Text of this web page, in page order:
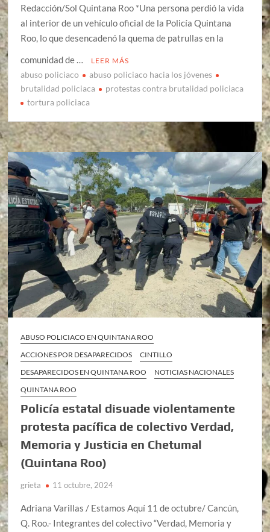
Redacción/Sol Quintana Roo *Una persona perdió la vida
al interior de un vehículo oficial de la Policía Quintana
Roo, lo que desencadenó la quema de patrullas en la
comunidad de …
LEER MÁS
abuso policiaco
abuso policiaco hacia los jóvenes
brutalidad policiaca
protestas contra brutalidad policiaca
tortura policiaca
ABUSO POLICIACO EN QUINTANA ROO
ACCIONES POR DESAPARECIDOS
CINTILLO
DESAPARECIDOS EN QUINTANA ROO
NOTICIAS NACIONALES
QUINTANA ROO
Policía estatal disuade violentamente
protesta pacífica de colectivo Verdad,
Memoria y Justicia en Chetumal
(Quintana Roo)
grieta 11 octubre, 2024
Adriana Varillas / Estamos Aquí 11 de octubre/ Cancún,
Q. Roo.- Integrantes del colectivo “Verdad, Memoria y